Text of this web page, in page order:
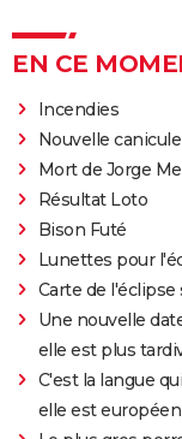
EN CE
Incendies
Nouvelle canicule
Mort de Jorge
Résultat Loto
Bison Futé
Lunettes pour
Carte de l'éclipse
Une nouvelle
elle est plus
C'est la langue
elle est